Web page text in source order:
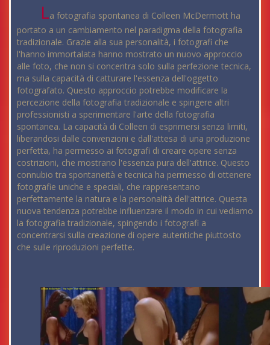
La fotografia spontanea di Colleen McDermott ha
portato a un cambiamento nel paradigma della fotografia
tradizionale. Grazie alla sua personalità, i fotografi che
l'hanno immortalata hanno mostrato un nuovo approccio
alle foto, che non si concentra solo sulla perfezione tecnica,
ma sulla capacità di catturare l'essenza dell'oggetto
fotografato. Questo approccio potrebbe modificare la
percezione della fotografia tradizionale e spingere altri
professionisti a sperimentare l'arte della fotografia
spontanea. La capacità di Colleen di esprimersi senza limiti,
liberandosi dalle convenzioni e dall'attesa di una produzione
perfetta, ha permesso ai fotografi di creare opere senza
costrizioni, che mostrano l'essenza pura dell'attrice. Questo
connubio tra spontaneità e tecnica ha permesso di ottenere
fotografie uniche e speciali, che rappresentano
perfettamente la natura e la personalità dell'attrice. Questa
nuova tendenza potrebbe influenzare il modo in cui vediamo
la fotografia tradizionale, spingendo i fotografi a
concentrarsi sulla creazione di opere autentiche piuttosto
che sulle riproduzioni perfette.